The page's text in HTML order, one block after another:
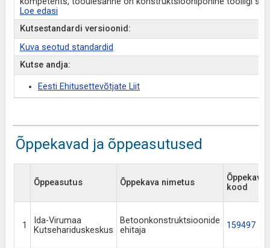
Loe edasi
Kutsestandardi versioonid:
Kuva seotud standardid
Kutse andja:
Eesti Ehitusettevõtjate Liit
Õppekavad ja õppeasutused
Õppeasutus Õppekava nimetus
Õppekava
kood
1
Ida-Virumaa
Kutsehariduskeskus
Betoonkonstruktsioonide
ehitaja
159497